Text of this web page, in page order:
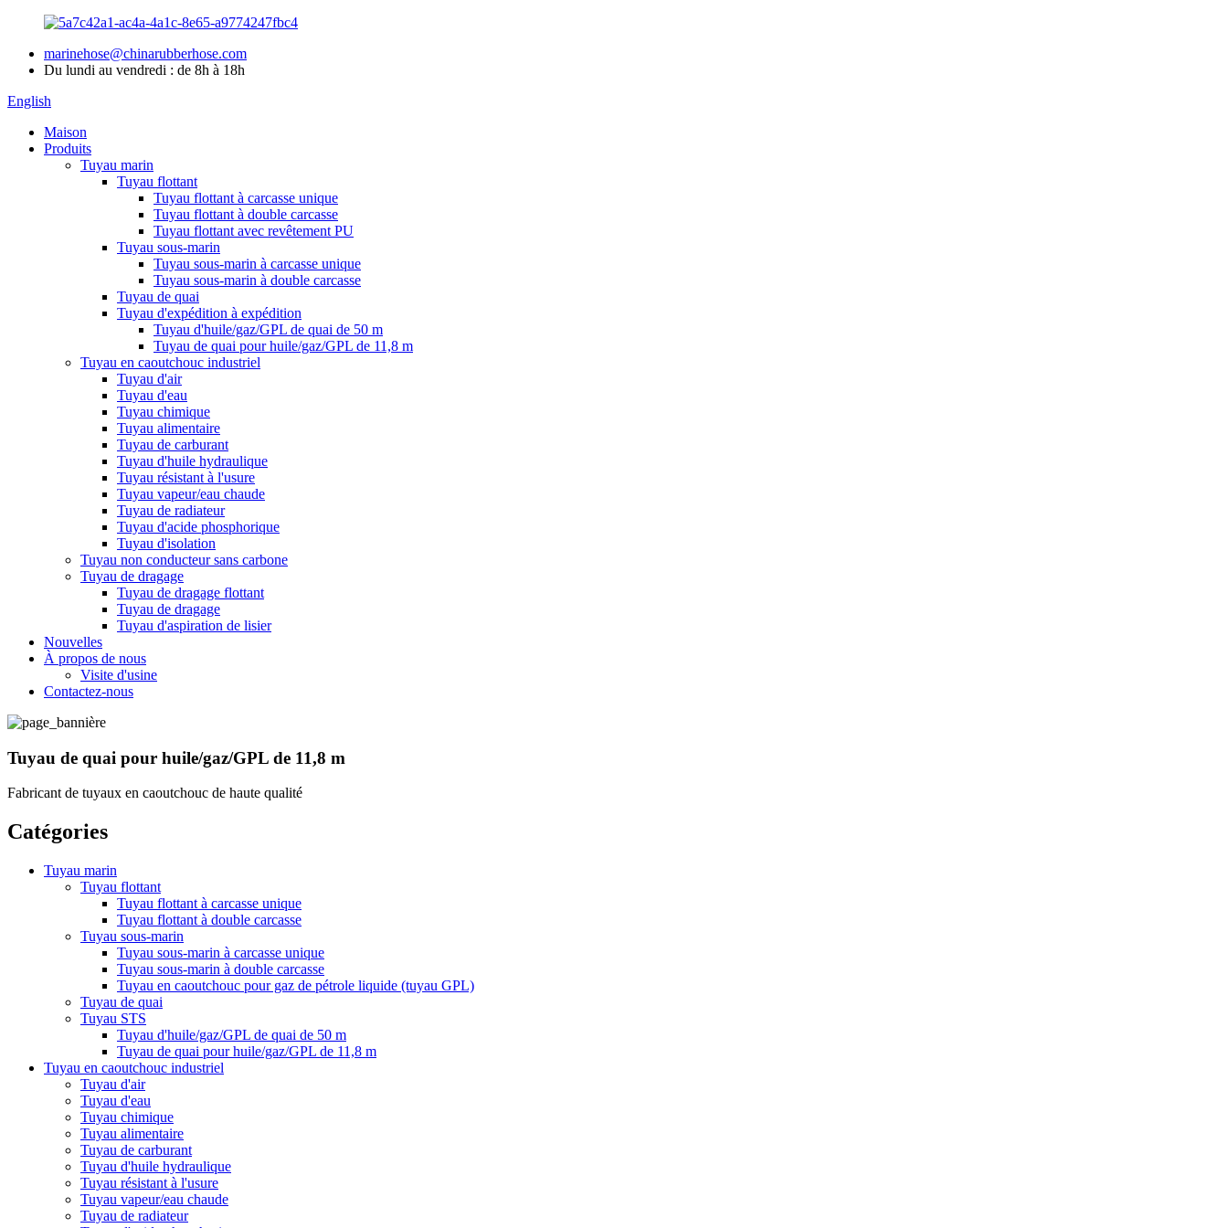
marinehose@chinarubberhose.com
Du lundi au vendredi : de 8h à 18h
English
Maison
Produits
Tuyau marin
Tuyau flottant
Tuyau flottant à carcasse unique
Tuyau flottant à double carcasse
Tuyau flottant avec revêtement PU
Tuyau sous-marin
Tuyau sous-marin à carcasse unique
Tuyau sous-marin à double carcasse
Tuyau de quai
Tuyau d'expédition à expédition
Tuyau d'huile/gaz/GPL de quai de 50 m
Tuyau de quai pour huile/gaz/GPL de 11,8 m
Tuyau en caoutchouc industriel
Tuyau d'air
Tuyau d'eau
Tuyau chimique
Tuyau alimentaire
Tuyau de carburant
Tuyau d'huile hydraulique
Tuyau résistant à l'usure
Tuyau vapeur/eau chaude
Tuyau de radiateur
Tuyau d'acide phosphorique
Tuyau d'isolation
Tuyau non conducteur sans carbone
Tuyau de dragage
Tuyau de dragage flottant
Tuyau de dragage
Tuyau d'aspiration de lisier
Nouvelles
À propos de nous
Visite d'usine
Contactez-nous
Tuyau de quai pour huile/gaz/GPL de 11,8 m
Fabricant de tuyaux en caoutchouc de haute qualité
Catégories
Tuyau marin
Tuyau flottant
Tuyau flottant à carcasse unique
Tuyau flottant à double carcasse
Tuyau sous-marin
Tuyau sous-marin à carcasse unique
Tuyau sous-marin à double carcasse
Tuyau en caoutchouc pour gaz de pétrole liquide (tuyau GPL)
Tuyau de quai
Tuyau STS
Tuyau d'huile/gaz/GPL de quai de 50 m
Tuyau de quai pour huile/gaz/GPL de 11,8 m
Tuyau en caoutchouc industriel
Tuyau d'air
Tuyau d'eau
Tuyau chimique
Tuyau alimentaire
Tuyau de carburant
Tuyau d'huile hydraulique
Tuyau résistant à l'usure
Tuyau vapeur/eau chaude
Tuyau de radiateur